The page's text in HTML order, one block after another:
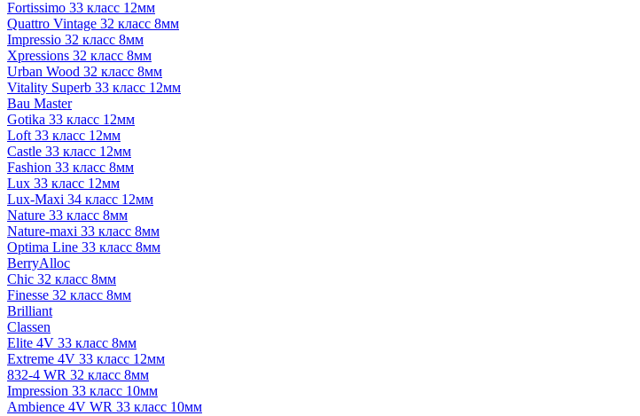
Fortissimo 33 класс 12мм
Quattro Vintage 32 класс 8мм
Impressio 32 класс 8мм
Xpressions 32 класс 8мм
Urban Wood 32 класс 8мм
Vitality Superb 33 класс 12мм
Bau Master
Gotika 33 класс 12мм
Loft 33 класс 12мм
Castle 33 класс 12мм
Fashion 33 класс 8мм
Lux 33 класс 12мм
Lux-Maxi 34 класс 12мм
Nature 33 класс 8мм
Nature-maxi 33 класс 8мм
Optima Line 33 класс 8мм
BerryAlloc
Chic 32 класс 8мм
Finesse 32 класс 8мм
Brilliant
Classen
Elite 4V 33 класс 8мм
Extreme 4V 33 класс 12мм
832-4 WR 32 класс 8мм
Impression 33 класс 10мм
Ambience 4V WR 33 класс 10мм